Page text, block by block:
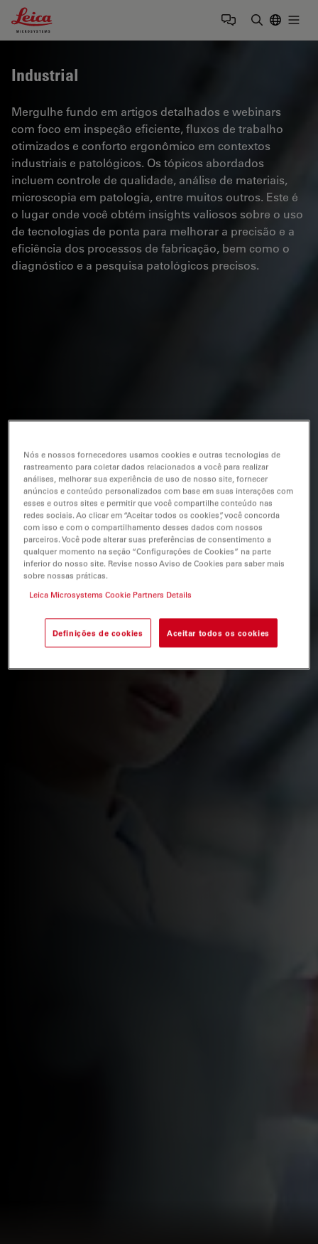
Leica Microsystems Logo
Industrial
Mergulhe fundo em artigos detalhados e webinars
com foco em inspeção eficiente, fluxos de trabalho
otimizados e conforto ergonômico em contextos
industriais e patológicos. Os tópicos abordados
incluem controle de qualidade, análise de materiais,
microscopia em patologia, entre muitos outros. Este é
o lugar onde você obtém insights valiosos sobre o uso
de tecnologias de ponta para melhorar a precisão e a
eficiência dos processos de fabricação, bem como o
diagnóstico e a pesquisa patológicos precisos.
Nós e nossos fornecedores usamos cookies e outras tecnologias de
rastreamento para coletar dados relacionados a você para realizar
análises, melhorar sua experiência de uso de nosso site, fornecer
anúncios e conteúdo personalizados com base em suas interações com
esses e outros sites e permitir que você compartilhe conteúdo nas
redes sociais. Ao clicar em “Aceitar todos os cookies”, você concorda
com isso e com o compartilhamento desses dados com nossos
parceiros. Você pode alterar suas preferências de consentimento a
qualquer momento na seção “Configurações de Cookies” na parte
inferior do nosso site. Revise nosso Aviso de Cookies para saber mais
sobre nossas práticas.
Leica Microsystems Cookie Partners Details
Definições de cookies Aceitar todos os cookies